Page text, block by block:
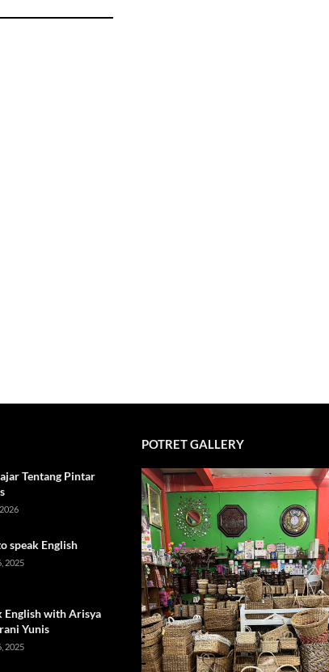
Tentang Pintar
speak English
2025
English with Arisya
Yunis
2025
POTRET GALLERY